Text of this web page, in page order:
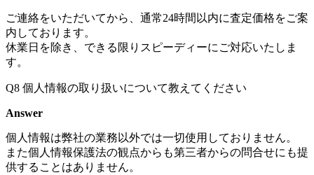
ご連絡をいただいてから、通常24時間以内に査定価格をご案
内しております。
休業日を除き、できる限りスピーディーにご対応いたしま
す。
Q8 個人情報の取り扱いについて教えてください
Answer
個人情報は弊社の業務以外では一切使用しておりません。
また個人情報保護法の観点からも第三者からの問合せにも提
供することはありません。